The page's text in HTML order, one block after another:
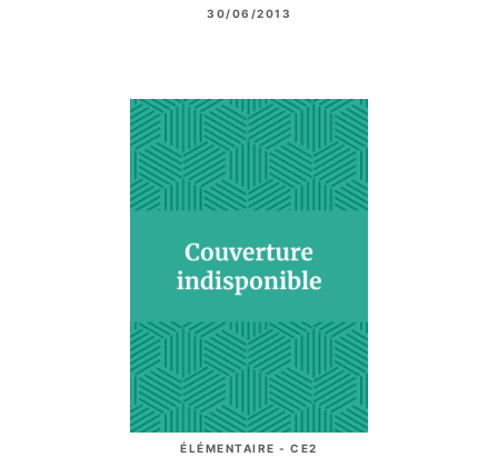
30/06/2013
ÉLÉMENTAIRE - CE2